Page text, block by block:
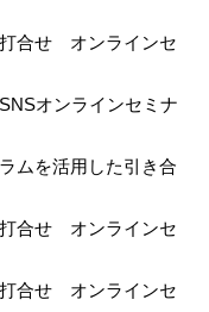
合せ オンラインセ
オンラインセミナ
ムを活用した引き合
合せ オンラインセ
合せ オンラインセ